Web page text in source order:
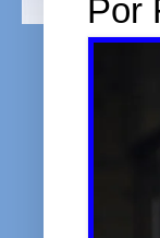
Por